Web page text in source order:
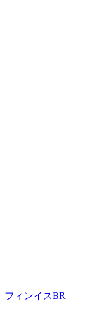
フィンイスBR